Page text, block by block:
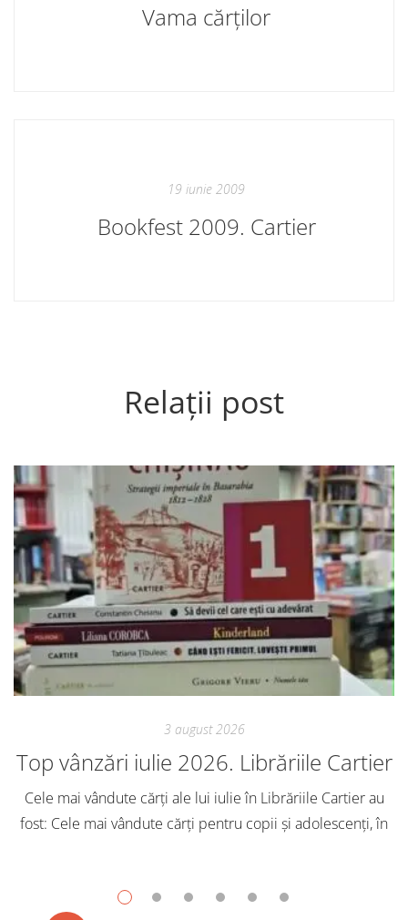
Vama cărților
19 iunie 2009
Bookfest 2009. Cartier
Relații post
3 august 2026
Top vânzări iulie 2026. Librăriile Cartier
Cele mai vândute cărți ale lui iulie în Librăriile Cartier au
fost: Cele mai vândute cărți pentru copii și adolescenți, în